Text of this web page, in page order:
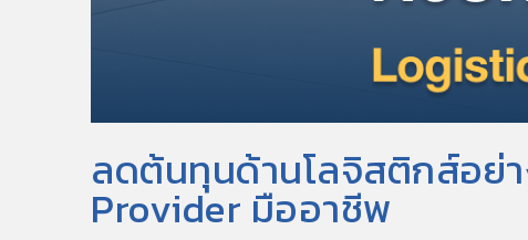
ลดต้นทุนด้านโลจิสติกส์อย่
Provider มืออาชีพ